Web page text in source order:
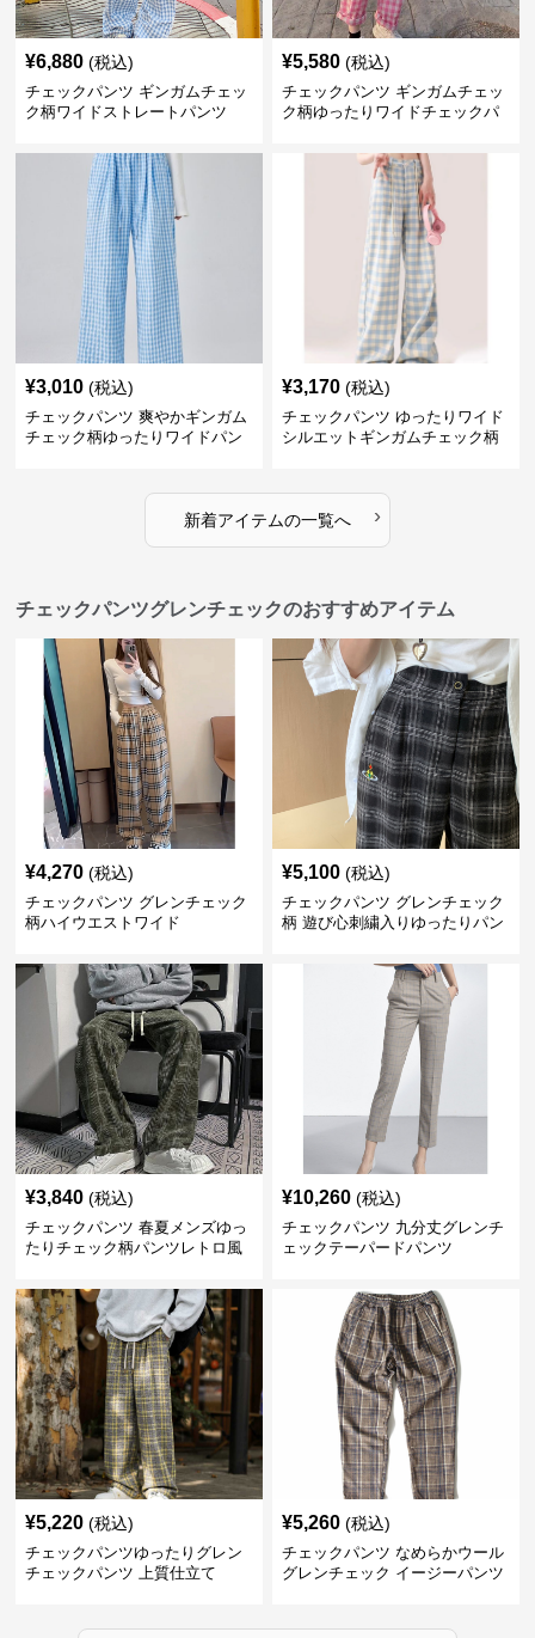
¥6,880 (税込)
チェックパンツ ギンガムチェッ
ク柄ワイドストレートパンツ
¥5,580 (税込)
チェックパンツ ギンガムチェッ
ク柄ゆったりワイドチェックパ
¥3,010 (税込)
チェックパンツ 爽やかギンガム
チェック柄ゆったりワイドパン
¥3,170 (税込)
チェックパンツ ゆったりワイド
シルエットギンガムチェック柄
新着アイテムの一覧へ ›
チェックパンツグレンチェックのおすすめアイテム
¥4,270 (税込)
チェックパンツ グレンチェック
柄ハイウエストワイド
¥5,100 (税込)
チェックパンツ グレンチェック
柄 遊び心刺繍入りゆったりパン
¥3,840 (税込)
チェックパンツ 春夏メンズゆっ
たりチェック柄パンツレトロ風
¥10,260 (税込)
チェックパンツ 九分丈グレンチ
ェックテーパードパンツ
¥5,220 (税込)
チェックパンツゆったりグレン
チェックパンツ 上質仕立て
¥5,260 (税込)
チェックパンツ なめらかウール
グレンチェック イージーパンツ